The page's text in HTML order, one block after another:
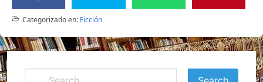
Categorizado en: Ficción